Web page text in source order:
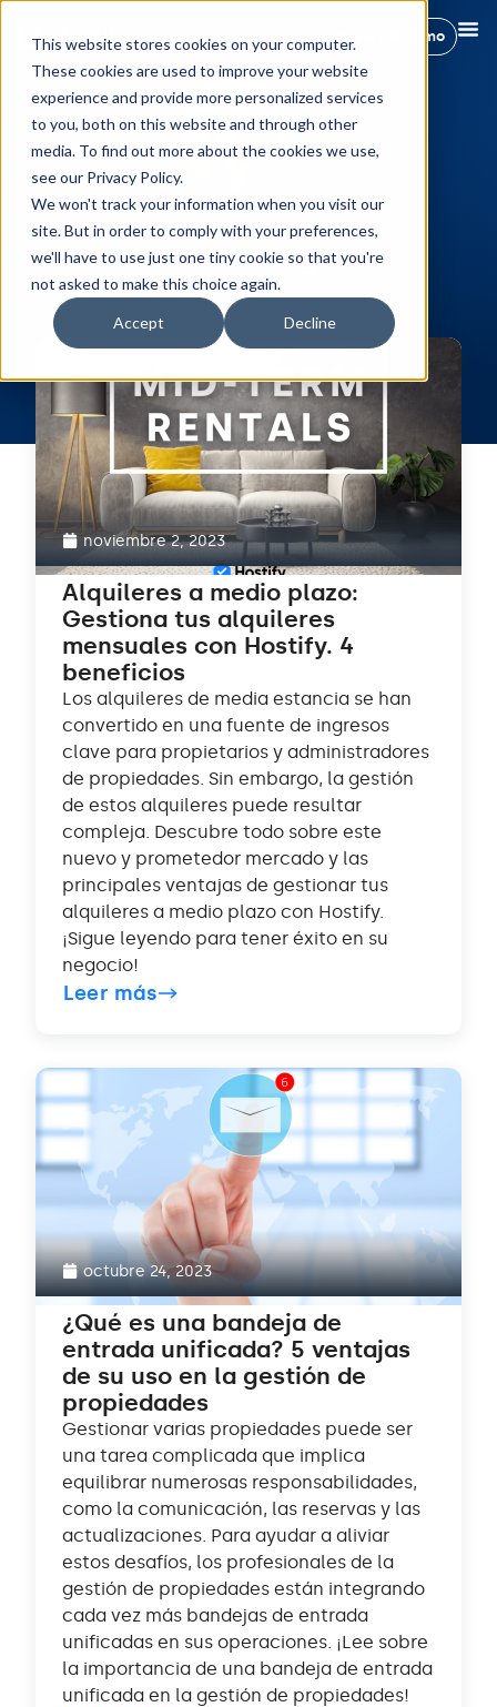
This website stores cookies on your computer.
These cookies are used to improve your website
experience and provide more personalized services
to you, both on this website and through other
media. To find out more about the cookies we use,
see our Privacy Policy.
We won't track your information when you visit our
site. But in order to comply with your preferences,
we'll have to use just one tiny cookie so that you're
not asked to make this choice again.
Accept Decline
Reservar demo
All posts by
Mónica Burgos
noviembre 2, 2023
Alquileres a medio plazo:
Gestiona tus alquileres
mensuales con Hostify. 4
beneficios
Los alquileres de media estancia se han
convertido en una fuente de ingresos
clave para propietarios y administradores
de propiedades. Sin embargo, la gestión
de estos alquileres puede resultar
compleja. Descubre todo sobre este
nuevo y prometedor mercado y las
principales ventajas de gestionar tus
alquileres a medio plazo con Hostify.
¡Sigue leyendo para tener éxito en su
negocio!
Leer más
octubre 24, 2023
¿Qué es una bandeja de
entrada unificada? 5 ventajas
de su uso en la gestión de
propiedades
Gestionar varias propiedades puede ser
una tarea complicada que implica
equilibrar numerosas responsabilidades,
como la comunicación, las reservas y las
actualizaciones. Para ayudar a aliviar
estos desafíos, los profesionales de la
gestión de propiedades están integrando
cada vez más bandejas de entrada
unificadas en sus operaciones. ¡Lee sobre
la importancia de una bandeja de entrada
unificada en la gestión de propiedades!